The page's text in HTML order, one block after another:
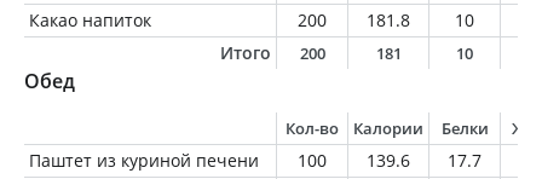
Какао напиток 200 181.8 10
Итого
200 181 10
Обед
Кол-во Калории Белки
Паштет из куриной печени 100 139.6 17.7